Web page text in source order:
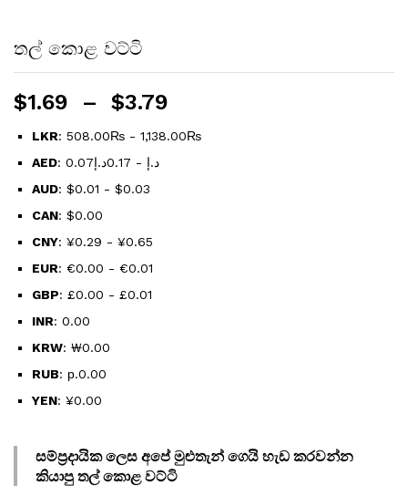
තල් කොළ වට්ටි
$1.69 – $3.79
LKR: 508.00₨ - 1,138.00₨
AED: 0.07د.إ - 0.17د.إ
AUD: $0.01 - $0.03
CAN: $0.00
CNY: ¥0.29 - ¥0.65
EUR: €0.00 - €0.01
GBP: £0.00 - £0.01
INR: ₹0.00
KRW: ₩0.00
RUB: р.0.00
YEN: ¥0.00
සම්ප්‍රදායික ලෙස අපේ මුළුතැන් ගෙයි හැඩ කරවන්න
කියාපු තල් කොළ වට්ටි